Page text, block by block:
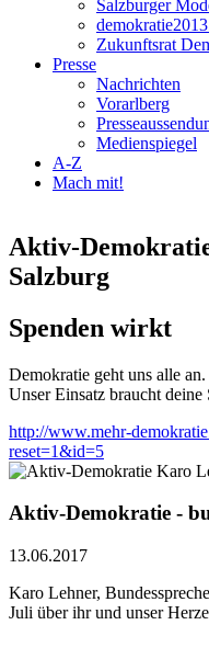
Salzburger
Zukunftsrat
Presse
Nachrichten
Vorarlberg
Medienspiegel
A-Z
Mach mit!
Aktiv-
Salzburg
Spenden wirkt
Demokratie geht uns alle an.
Unser Einsatz braucht deine
http://www.mehr-
reset=1&id=5
Aktiv-Demokratie -
13.06.2017
Karo Lehner,
Juli über ihr und unser